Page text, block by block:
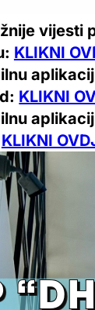
vijesti
KLIKNI
KLIKNI
KLIKNI